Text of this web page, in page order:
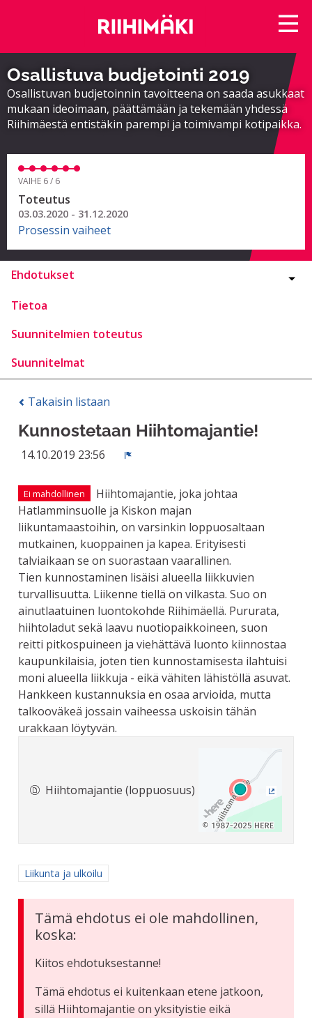
Osallistuva budjetointi 2019
Osallistuvan budjetoinnin tavoitteena on saada asukkaat
mukaan ideoimaan, päättämään ja tekemään yhdessä
Riihimäestä entistäkin parempi ja toimivampi kotipaikka.
VAIHE 6 / 6
Toteutus
03.03.2020 - 31.12.2020
Prosessin vaiheet
Ehdotukset
Tietoa
Suunnitelmien toteutus
Suunnitelmat
Takaisin listaan
Kunnostetaan Hiihtomajantie!
14.10.2019 23:56
Ei mahdollinen
Hiihtomajantie, joka johtaa
Hatlamminsuolle ja Kiskon majan
liikuntamaastoihin, on varsinkin loppuosaltaan
mutkainen, kuoppainen ja kapea. Erityisesti
talviaikaan se on suorastaan vaarallinen.
Tien kunnostaminen lisäisi alueella liikkuvien
turvallisuutta. Liikenne tiellä on vilkasta. Suo on
ainutlaatuinen luontokohde Riihimäellä. Pururata,
hiihtoladut sekä laavu nuotiopaikkoineen, suon
reitti pitkospuineen ja viehättävä luonto kiinnostaa
kaupunkilaisia, joten tien kunnostamisesta ilahtuisi
moni alueella liikkuja - eikä vähiten lähistöllä asuvat.
Hankkeen kustannuksia en osaa arvioida, mutta
talkooväkeä jossain vaiheessa uskoisin tähän
urakkaan löytyvän.
Hiihtomajantie (loppuosuus)
Rajaa tulokset aihepiirin mukaan: Liikunta ja ulkoilu
Liikunta ja ulkoilu
Tämä ehdotus ei ole mahdollinen,
koska:
Kiitos ehdotuksestanne!
Tämä ehdotus ei kuitenkaan etene jatkoon,
sillä Hiihtomajantie on yksityistie eikä